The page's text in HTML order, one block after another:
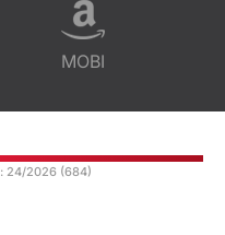
MOBI
: 24/2026 (684)